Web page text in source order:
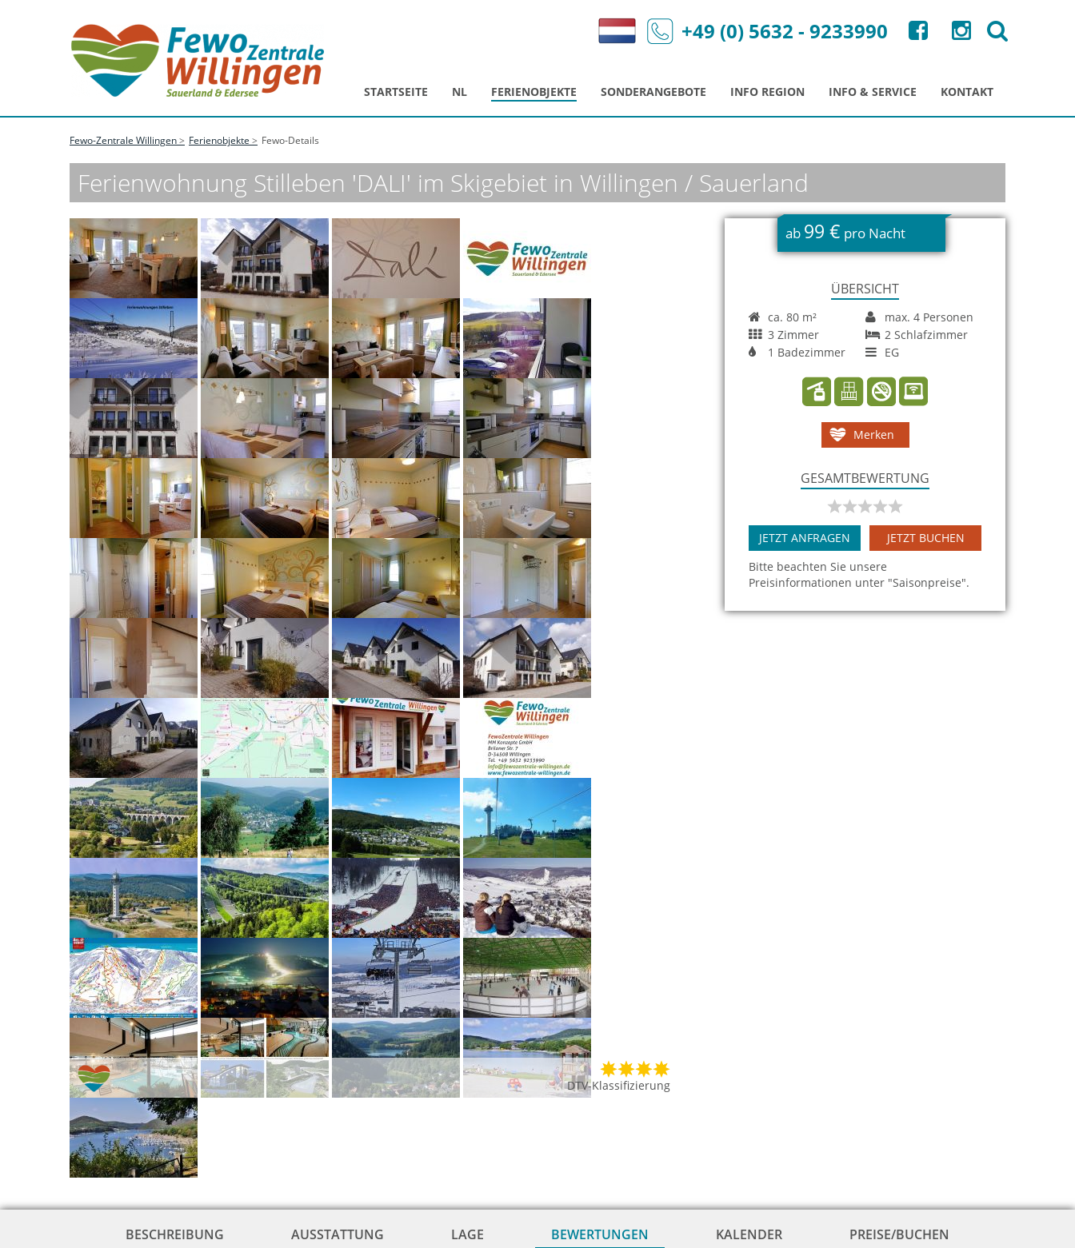
STARTSEITE NL FERIENOBJEKTE SONDERANGEBOTE INFO REGION INFO & SERVICE KONTAKT
+49 (0) 5632 - 9233990
Fewo-Zentrale Willingen Ferienobjekte Fewo-Details
Ferienwohnung Stilleben 'DALI' im Skigebiet in Willingen / Sauerland
DTV-Klassifizierung
ab 99 € pro Nacht
ÜBERSICHT
ca. 80 m²
max. 4 Personen
3 Zimmer
2 Schlafzimmer
1 Badezimmer
EG
Merken
GESAMTBEWERTUNG
JETZT ANFRAGEN
JETZT BUCHEN
Bitte beachten Sie unsere
Preisinformationen unter "Saisonpreise".
BESCHREIBUNG AUSSTATTUNG LAGE BEWERTUNGEN KALENDER PREISE/BUCHEN